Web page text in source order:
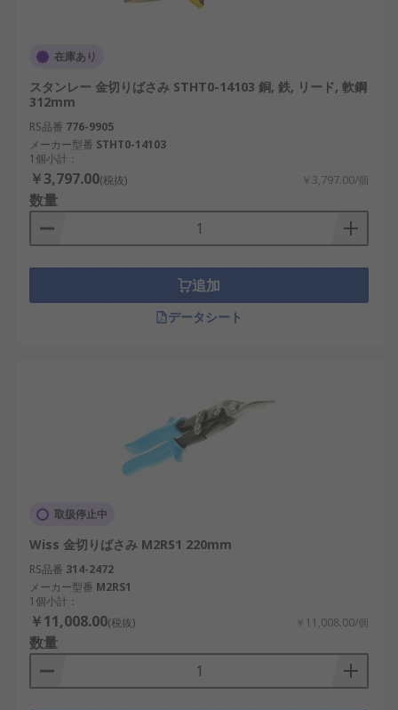
在庫あり
スタンレー 金切りばさみ STHT0-14103 銅, 鉄, リード, 軟鋼
312mm
RS品番 776-9905
メーカー型番 STHT0-14103
1個小計：
￥3,797.00(税抜) ￥3,797.00/個
数量
追加
データシート
取扱停止中
Wiss 金切りばさみ M2RS1 220mm
RS品番 314-2472
メーカー型番 M2RS1
1個小計：
￥11,008.00(税抜) ￥11,008.00/個
数量